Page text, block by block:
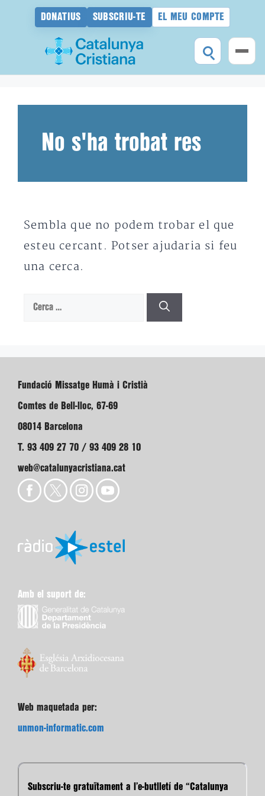
DONATIUS SUBSCRIU-TE EL MEU COMPTE
No s'ha trobat res
Sembla que no podem trobar el que
esteu cercant. Potser ajudaria si feu
una cerca.
Cerca:
Fundació Missatge Humà i Cristià
Comtes de Bell-lloc, 67-69
08014 Barcelona
T. 93 409 27 70 / 93 409 28 10
web@catalunyacristiana.cat
Amb el suport de:
Web maquetada per:
unmon-informatic.com
Subscriu-te gratuïtament a l’e-butlletí de “Catalunya